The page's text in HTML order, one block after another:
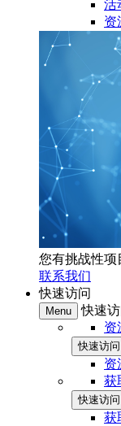
活
资
您有挑战性项
联系我们
快速访问
Menu
快速
资
快速访问
资
获
快速访问
获